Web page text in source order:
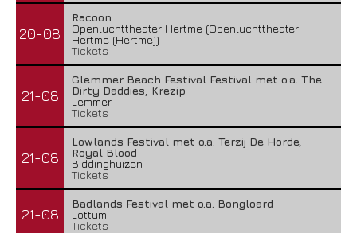
20-08
Racoon
Openluchttheater Hertme (Openluchttheater
Hertme (Hertme))
Tickets
21-08
Glemmer Beach Festival Festival met o.a. The
Dirty Daddies, Krezip
Lemmer
Tickets
21-08
Lowlands Festival met o.a. Terzij De Horde,
Royal Blood
Biddinghuizen
Tickets
21-08
Badlands Festival met o.a. Bongloard
Lottum
Tickets